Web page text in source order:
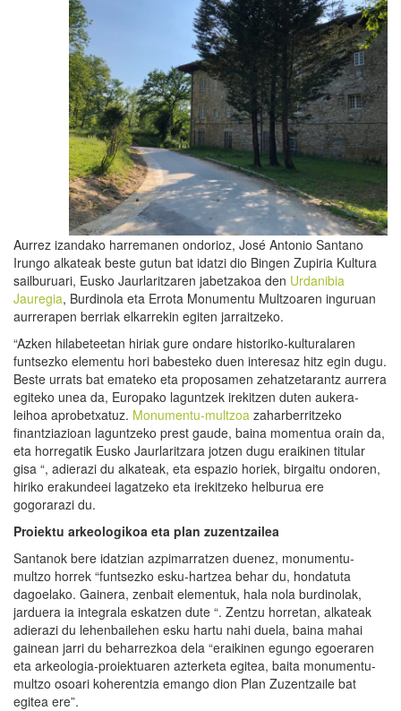
Aurrez izandako harremanen ondorioz, José Antonio Santano
Irungo alkateak beste gutun bat idatzi dio Bingen Zupiria Kultura
sailburuari, Eusko Jaurlaritzaren jabetzakoa den Urdanibia
Jauregia, Burdinola eta Errota Monumentu Multzoaren inguruan
aurrerapen berriak elkarrekin egiten jarraitzeko.
“Azken hilabeteetan hiriak gure ondare historiko-kulturalaren
funtsezko elementu hori babesteko duen interesaz hitz egin dugu.
Beste urrats bat emateko eta proposamen zehatzetarantz aurrera
egiteko unea da, Europako laguntzek irekitzen duten aukera-
leihoa aprobetxatuz. Monumentu-multzoa zaharberritzeko
finantziazioan laguntzeko prest gaude, baina momentua orain da,
eta horregatik Eusko Jaurlaritzara jotzen dugu eraikinen titular
gisa “, adierazi du alkateak, eta espazio horiek, birgaitu ondoren,
hiriko erakundeei lagatzeko eta irekitzeko helburua ere
gogorarazi du.
Proiektu arkeologikoa eta plan zuzentzailea
Santanok bere idatzian azpimarratzen duenez, monumentu-
multzo horrek “funtsezko esku-hartzea behar du, hondatuta
dagoelako. Gainera, zenbait elementuk, hala nola burdinolak,
jarduera ia integrala eskatzen dute “. Zentzu horretan, alkateak
adierazi du lehenbailehen esku hartu nahi duela, baina mahai
gainean jarri du beharrezkoa dela “eraikinen egungo egoeraren
eta arkeologia-proiektuaren azterketa egitea, baita monumentu-
multzo osoari koherentzia emango dion Plan Zuzentzaile bat
egitea ere”.